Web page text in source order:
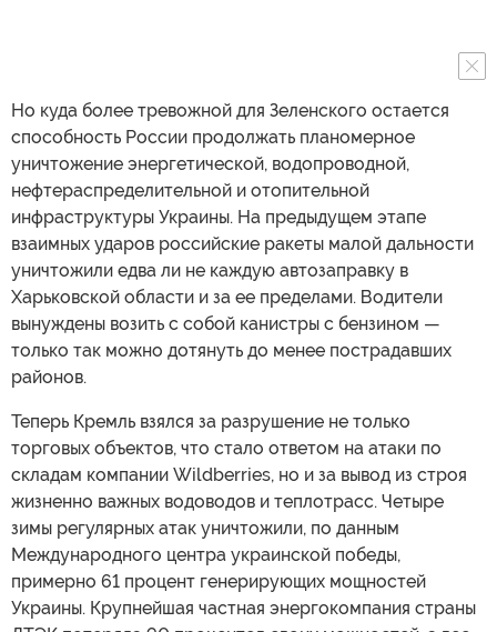
Но куда более тревожной для Зеленского остается
способность России продолжать планомерное
уничтожение энергетической, водопроводной,
нефтераспределительной и отопительной
инфраструктуры Украины. На предыдущем этапе
взаимных ударов российские ракеты малой дальности
уничтожили едва ли не каждую автозаправку в
Харьковской области и за ее пределами. Водители
вынуждены возить с собой канистры с бензином —
только так можно дотянуть до менее пострадавших
районов.
Теперь Кремль взялся за разрушение не только
торговых объектов, что стало ответом на атаки по
складам компании Wildberries, но и за вывод из строя
жизненно важных водоводов и теплотрасс. Четыре
зимы регулярных атак уничтожили, по данным
Международного центра украинской победы,
примерно 61 процент генерирующих мощностей
Украины. Крупнейшая частная энергокомпания страны